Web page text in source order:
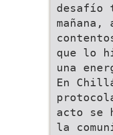
desafío
mañana,
que lo
una
En
acto se
la